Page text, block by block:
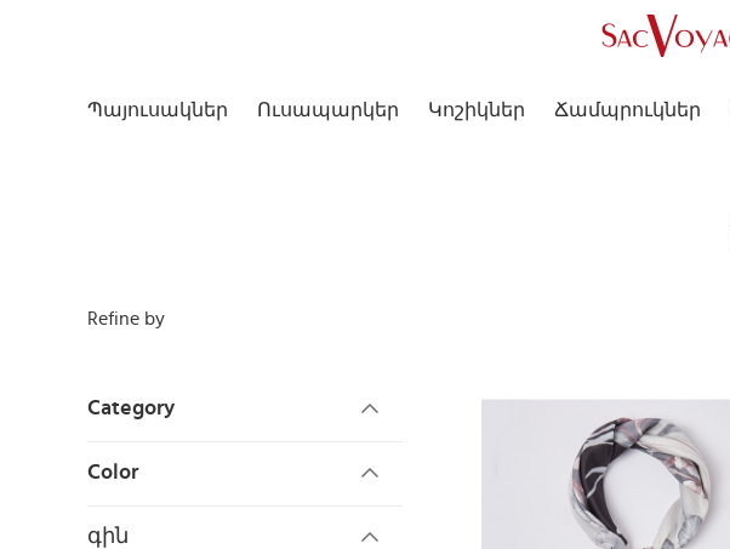
Պայուսակներ Ուսապարկեր Կոշիկներ Ճամպրուկներ
Refine by
Category
Color
գին